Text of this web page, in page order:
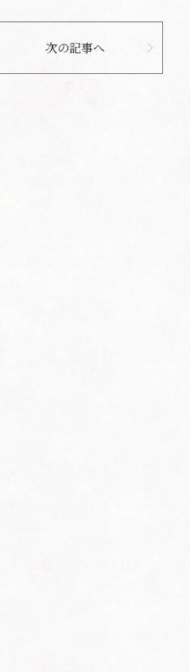
次の記事へ